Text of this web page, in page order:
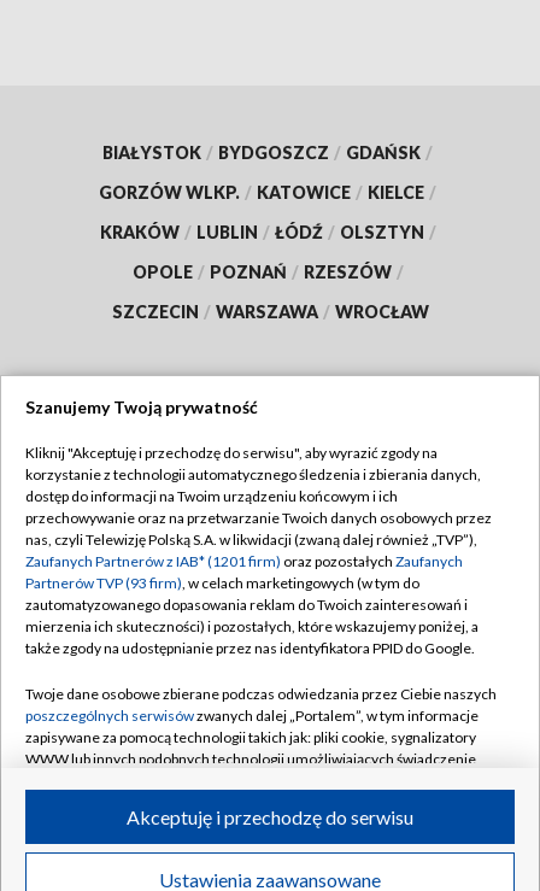
BIAŁYSTOK / BYDGOSZCZ / GDAŃSK /
GORZÓW WLKP. / KATOWICE / KIELCE /
KRAKÓW / LUBLIN / ŁÓDŹ / OLSZTYN /
OPOLE / POZNAŃ / RZESZÓW /
SZCZECIN / WARSZAWA / WROCŁAW
TVP
Abonament TVP
Emisja w TVP
Centrum informacji TVP
Naziemna Telewizja Cyfrowa
Rada Programowa
System NOS
Informacje o nadawcy
Program dla prasy
Regulamin TVP
Polityka prywatności
Moje zgody
Pomoc
Kontakt
Kanały
©2026 Telewizja Polska S.A. w likwidacji
Szanujemy Twoją prywatność
Kliknij "Akceptuję i przechodzę do serwisu", aby wyrazić zgody na
korzystanie z technologii automatycznego śledzenia i zbierania danych,
dostęp do informacji na Twoim urządzeniu końcowym i ich
przechowywanie oraz na przetwarzanie Twoich danych osobowych przez
nas, czyli Telewizję Polską S.A. w likwidacji (zwaną dalej również „TVP”),
Zaufanych Partnerów z IAB* (1201 firm) oraz pozostałych Zaufanych
Partnerów TVP (93 firm), w celach marketingowych (w tym do
zautomatyzowanego dopasowania reklam do Twoich zainteresowań i
mierzenia ich skuteczności) i pozostałych, które wskazujemy poniżej, a
także zgody na udostępnianie przez nas identyfikatora PPID do Google.
Twoje dane osobowe zbierane podczas odwiedzania przez Ciebie naszych
poszczególnych serwisówzwanych dalej „Portalem”, w tym informacje
zapisywane za pomocą technologii takich jak: pliki cookie, sygnalizatory
WWW lub innych podobnych technologii umożliwiających świadczenie
ruchu w Internecie.
Twoje dane osobowe zbierane podczas odwiedzania przez Ciebie
Ustawienia zaawansowane
Akceptuję i przechodzę do serwisu